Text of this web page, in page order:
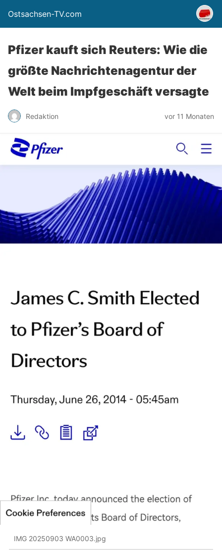
Ostsachsen-TV.com
Pfizer kauft sich Reuters: Wie die
größte Nachrichtenagentur der
Welt beim Impfgeschäft versagte
Redaktion vor 11 Monaten
IMG 20250903 WA0003.jpg